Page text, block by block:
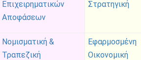
Επιχειρηματικών
Αποφάσεων
Στρατηγική
Νομισματική &
Τραπεζική
Εφαρμοσμένη
Οικονομική